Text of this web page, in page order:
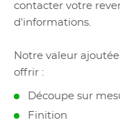
contacter votre
d'informations.
Notre valeur
offrir :
Découpe sur
Finition